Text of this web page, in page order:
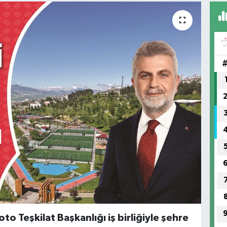
Teşkilat Başkanlığı iş birliğiyle şehre